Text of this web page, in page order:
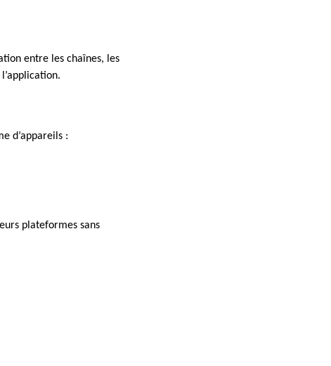
entre les chaînes, les
d’appareils :
plateformes sans